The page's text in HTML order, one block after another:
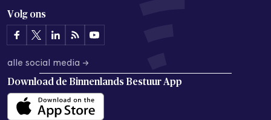
Volg ons
alle social media →
Download de Binnenlands Bestuur App